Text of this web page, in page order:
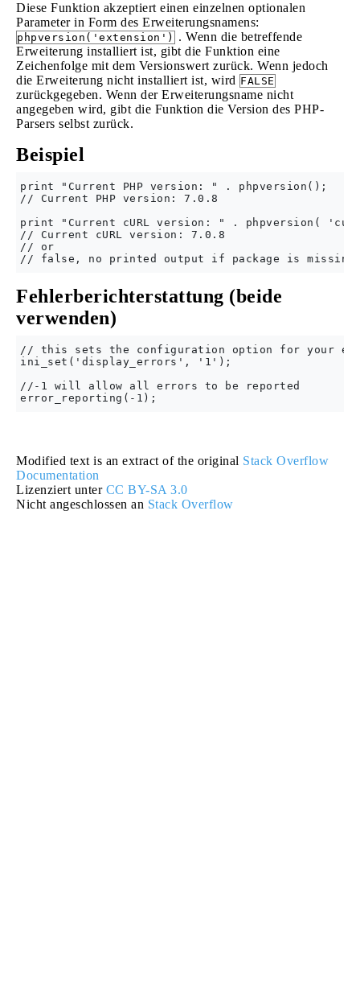
Diese Funktion akzeptiert einen einzelnen optionalen
Parameter in Form des Erweiterungsnamens:
phpversion('extension')
. Wenn die betreffende
Erweiterung installiert ist, gibt die Funktion eine
Zeichenfolge mit dem Versionswert zurück. Wenn jedoch
die Erweiterung nicht installiert ist, wird FALSE
zurückgegeben. Wenn der Erweiterungsname nicht
angegeben wird, gibt die Funktion die Version des PHP-
Parsers selbst zurück.
Beispiel
print "Current PHP version: " . phpversion();
// Current PHP version: 7.0.8
print "Current cURL version: " . phpversion(
// Current cURL version: 7.0.8
// or
Fehlerberichterstattung (beide
verwenden)
// this sets the configuration option for your
ini_set('display_errors', '1');
//-1 will allow all errors to be reported
Modified text is an extract of the original Stack Overflow
Documentation
Lizenziert unter CC BY-SA 3.0
Nicht angeschlossen an Stack Overflow